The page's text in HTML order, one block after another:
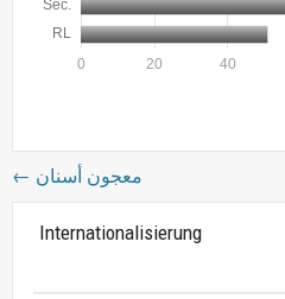
← معجون أسنان
Internationalisierung